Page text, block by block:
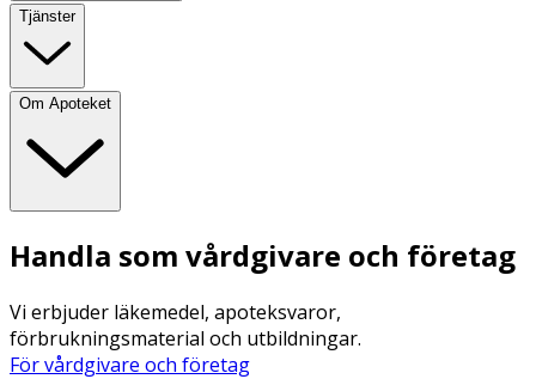
Tjänster
Om Apoteket
Handla som vårdgivare och företag
Vi erbjuder läkemedel, apoteksvaror,
förbrukningsmaterial och utbildningar.
För vårdgivare och företag